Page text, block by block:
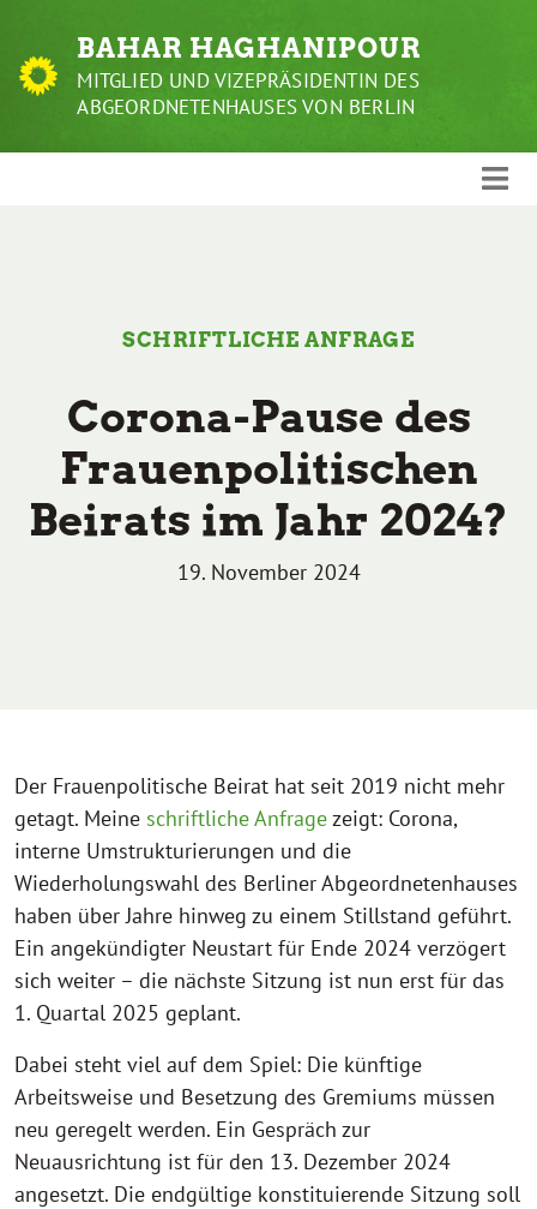
Inhalt
BAHAR HAGHANIPOUR
MITGLIED UND VIZEPRÄSIDENTIN DES
ABGEORDNETENHAUSES VON BERLIN
SCHRIFTLICHE ANFRAGE
Corona-Pause des
Frauenpolitischen
Beirats im Jahr 2024?
19. November 2024
Der Frauenpolitische Beirat hat seit 2019 nicht mehr
getagt. Meine schriftliche Anfragezeigt: Corona,
interne Umstrukturierungen und die
Wiederholungswahl des Berliner Abgeordnetenhauses
haben über Jahre hinweg zu einem Stillstand geführt.
Ein angekündigter Neustart für Ende 2024 verzögert
sich weiter – die nächste Sitzung ist nun erst für das
1. Quartal 2025 geplant.
Dabei steht viel auf dem Spiel: Die künftige
Arbeitsweise und Besetzung des Gremiums müssen
neu geregelt werden. Ein Gespräch zur
Neuausrichtung ist für den 13. Dezember 2024
angesetzt. Die endgültige konstituierende Sitzung soll